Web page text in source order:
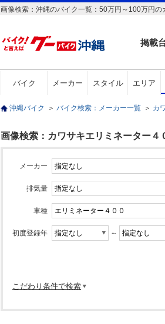
画像検索：沖縄のバイク一覧：50万円～100万円
掲載
バイク メーカー スタイル エリア
沖縄バイク ＞ バイク検索：メーカー一覧 ＞ カ
画像検索：カワサキエリミネーター４
メーカー
排気量
車種
初度登録年 ～
こだわり条件で検索